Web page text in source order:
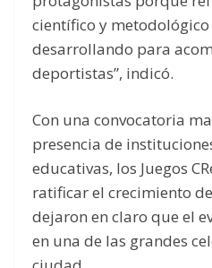
científico y metodológico
desarrollando para
deportistas”, indicó.
Con una convocatoria
presencia de
educativas, los Juegos
ratificar el crecimiento
dejaron en claro que el
en una de las grandes